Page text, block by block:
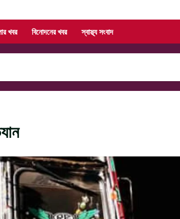
খবর বিনোদনের খবর স্বাস্থ্য সংবাদ